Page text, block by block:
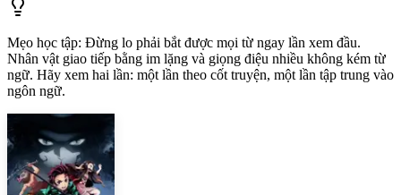
Mẹo học tập: Đừng lo phải bắt được mọi từ ngay lần xem đầu.
Nhân vật giao tiếp bằng im lặng và giọng điệu nhiều không kém từ
ngữ. Hãy xem hai lần: một lần theo cốt truyện, một lần tập trung vào
ngôn ngữ.